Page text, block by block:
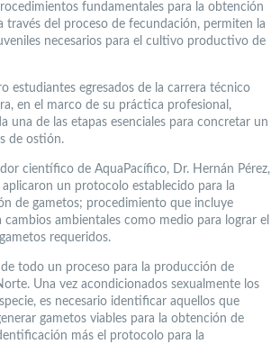
fundamentales para la obtención
través del proceso de fecundación, permiten la
necesarios para el cultivo productivo de
estudiantes egresados de la carrera técnico
en el marco de su práctica profesional,
una de las etapas esenciales para concretar un
de ostión.
científico de AquaPacífico, Dr. Hernán Pérez,
un protocolo establecido para la
de gametos; procedimiento que incluye
ambientales como medio para lograr el
requeridos.
todo un proceso para la producción de
Una vez acondicionados sexualmente los
es necesario identificar aquellos que
gametos viables para la obtención de
más el protocolo para la